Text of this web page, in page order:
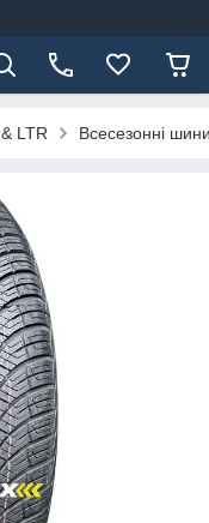
LTR Всесезонні